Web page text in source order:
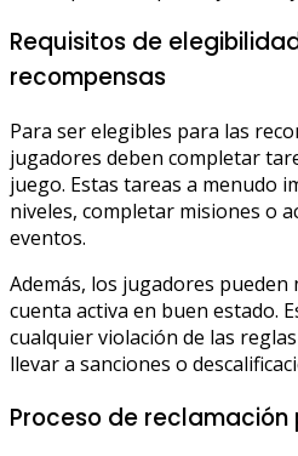
Requisitos de
recompensas
Para ser elegibles para las
jugadores deben completar
juego. Estas tareas a menudo
niveles, completar misiones o
eventos.
Además, los jugadores
cuenta activa en buen estado.
cualquier violación de las
llevar a sanciones o
Proceso de reclamación